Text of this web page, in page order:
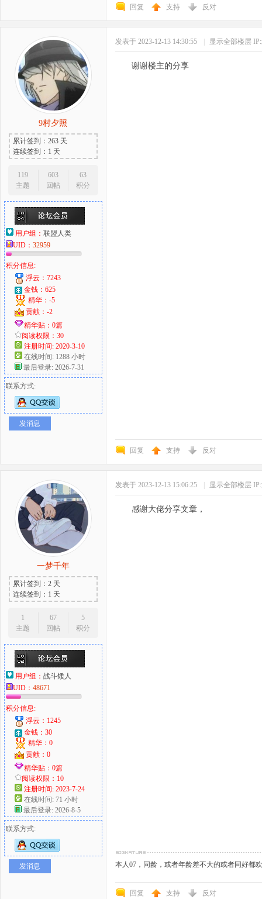
回复 支持 反对
9村夕照
累计签到：263 天
连续签到：1 天
119
主题
603
回帖
63
积分
用户组： 联盟人类
UID： 32959
积分信息:
浮云：7243
金钱：625
精华：-5
贡献：-2
精华贴：0篇
阅读权限：30
注册时间: 2020-3-10
在线时间: 1288 小时
最后登录: 2026-7-31
联系方式:
发消息
发表于 2023-12-13 14:30:55 显示全部楼层
谢谢楼主的分享
回复 支持 反对
一梦千年
累计签到：2 天
连续签到：1 天
1
主题
67
回帖
5
积分
用户组： 战斗矮人
UID： 48671
积分信息:
浮云：1245
金钱：30
精华：0
贡献：0
精华贴：0篇
阅读权限：10
注册时间: 2023-7-24
在线时间: 71 小时
最后登录: 2026-8-5
联系方式:
发消息
发表于 2023-12-13 15:06:25 显示全部楼层
感谢大佬分享文章，
本人07，同龄，或者年龄差不大的或者同好都
回复 支持 反对